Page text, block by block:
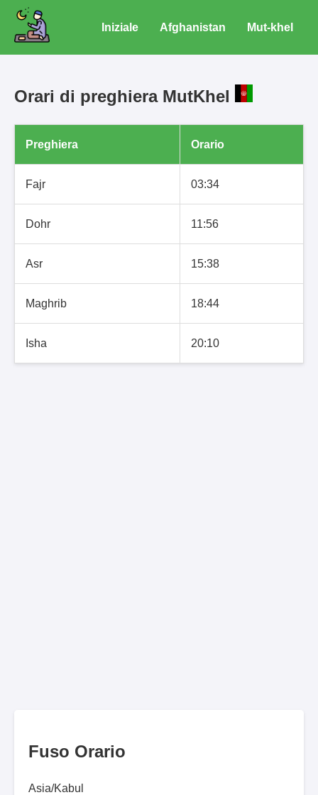
Iniziale Afghanistan Mut-khel
Orari di preghiera MutKhel
Preghiera Orario
Fajr 03:34
Dohr 11:56
Asr 15:38
Maghrib 18:44
Isha 20:10
Fuso Orario
Asia/Kabul